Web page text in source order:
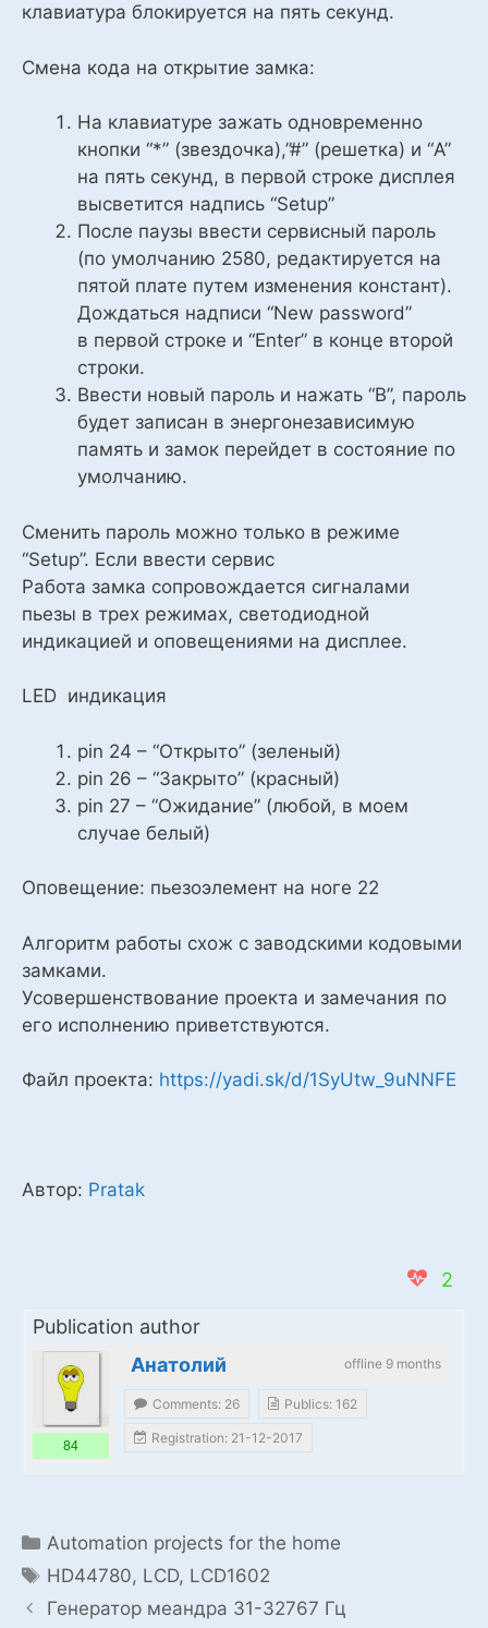
клавиатура блокируется на пять секунд.
Смена кода на открытие замка:
На клавиатуре зажать одновременно
кнопки “*” (звездочка),”#” (решетка) и “A”
на пять секунд, в первой строке дисплея
высветится надпись “Setup”
После паузы ввести сервисный пароль
(по умолчанию 2580, редактируется на
пятой плате путем изменения констант).
Дождаться надписи “New password”
в первой строке и “Enter” в конце второй
строки.
Ввести новый пароль и нажать “В”, пароль
будет записан в энергонезависимую
память и замок перейдет в состояние по
умолчанию.
Сменить пароль можно только в режиме
“Setup”. Если ввести сервис
Работа замка сопровождается сигналами
пьезы в трех режимах, светодиодной
индикацией и оповещениями на дисплее.
LED индикация
pin 24 – “Открыто” (зеленый)
pin 26 – “Закрыто” (красный)
pin 27 – “Ожидание” (любой, в моем
случае белый)
Оповещение: пьезоэлемент на ноге 22
Алгоритм работы схож с заводскими кодовыми
замками.
Усовершенствование проекта и замечания по
его исполнению приветствуются.
Файл проекта: https://yadi.sk/d/1SyUtw_9uNNFE
Автор: Pratak
2
Publication author
offline 9 months
Анатолий
84
Comments: 26 Publics: 162
Registration: 21-12-2017
Categories
Automation projects for the home
Tags
HD44780, LCD, LCD1602
Генератор меандра 31-32767 Гц